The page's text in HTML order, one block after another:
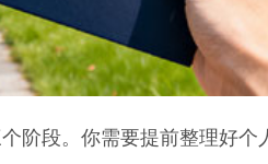
段。你需要提前整理好个